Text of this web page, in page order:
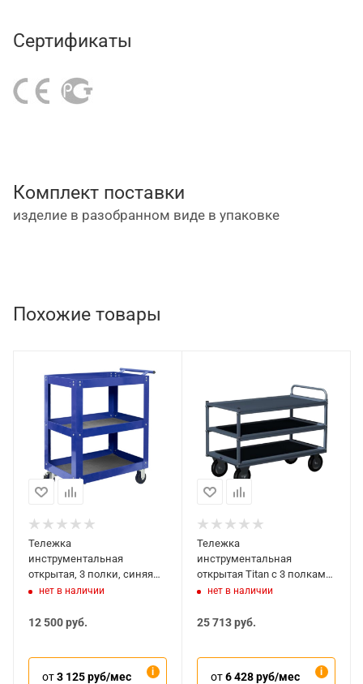
стопорами, а также рукоятка обеспечивают
Сертификаты
Комплект поставки
изделие в разобранном виде в упаковке
Похожие товары
Тележка
инструментальная
открытая, 3 полки, синяя
МАСТАК 520-33720B
нет в наличии
12 500руб.
от3 125 руб/мес
Тележка
инструментальная
открытая Titan с 3 полками,
темно-серая, Ferrum 08.530-
нет в наличии
25 713руб.
от6 428 руб/мес